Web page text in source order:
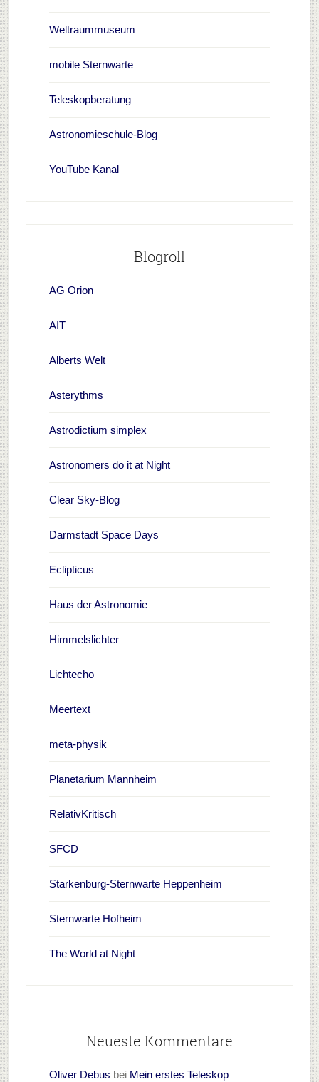
Weltraummuseum
mobile Sternwarte
Teleskopberatung
Astronomieschule-Blog
YouTube Kanal
Blogroll
AG Orion
AIT
Alberts Welt
Asterythms
Astrodictium simplex
Astronomers do it at Night
Clear Sky-Blog
Darmstadt Space Days
Eclipticus
Haus der Astronomie
Himmelslichter
Lichtecho
Meertext
meta-physik
Planetarium Mannheim
RelativKritisch
SFCD
Starkenburg-Sternwarte Heppenheim
Sternwarte Hofheim
The World at Night
Neueste Kommentare
Oliver Debus bei Mein erstes Teleskop